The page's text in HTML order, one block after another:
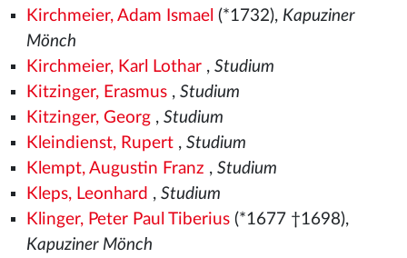
Kirchmeier, Adam Ismael (*1732), Kapuziner
Mönch
Kirchmeier, Karl Lothar, Studium
Kitzinger, Erasmus, Studium
Kitzinger, Georg, Studium
Kleindienst, Rupert, Studium
Klempt, Augustin Franz , Studium
Kleps, Leonhard , Studium
Klinger, Peter Paul Tiberius(*1677 †1698),
Kapuziner Mönch